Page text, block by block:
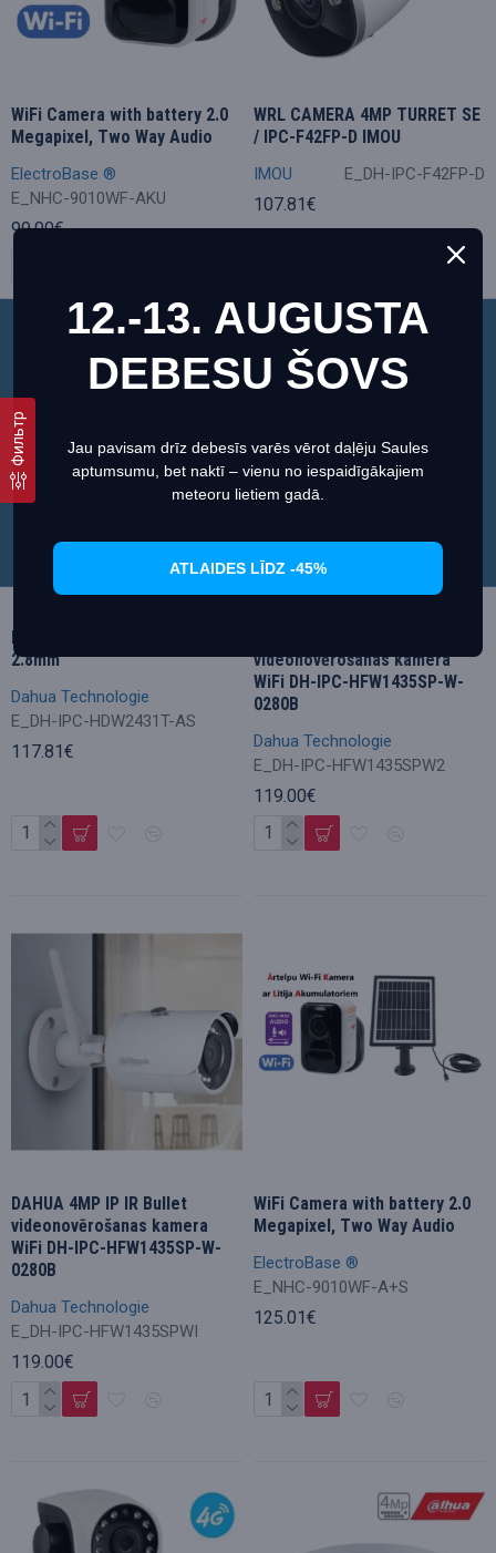
Этот веб-сайт использует файлы cookie, чтобы
обеспечить вам максимально эффективное
Согласиться
ElectroBase ®
E_NHC-9010WF-AKU
WiFi Camera with battery 2.0
Megapixel, Two Way Audio
99.00€
IMOU E_DH-IPC-F42FP-D
WRL CAMERA 4MP TURRET SE
/ IPC-F42FP-D IMOU
107.81€
Dahua Technologie
E_DH-IPC-HDW2431T-AS
Dahua IPC-HDW2431T-AS
2.8mm
117.81€
Dahua Technologie
E_DH-IPC-HFW1435SPW2
videonovērošanas kamera
WiFi DH-IPC-HFW1435SP-W-
0280B
119.00€
Dahua Technologie
E_DH-IPC-HFW1435SPWI
DAHUA 4MP IP IR Bullet
videonovērošanas kamera
WiFi DH-IPC-HFW1435SP-W-
0280B
119.00€
ElectroBase ®
E_NHC-9010WF-A+S
WiFi Camera with battery 2.0
Megapixel, Two Way Audio
125.01€
Фильтр
12.-13. AUGUSTA
DEBESU ŠOVS
Jau pavisam drīz debesīs varēs vērot daļēju Saules
aptumsumu, bet naktī – vienu no iespaidīgākajiem
meteoru lietiem gadā.
ATLAIDES LĪDZ -45%